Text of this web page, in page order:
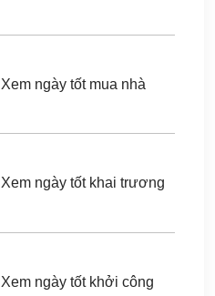
Xem ngày tốt mua nhà
Xem ngày tốt khai trương
Xem ngày tốt khởi công